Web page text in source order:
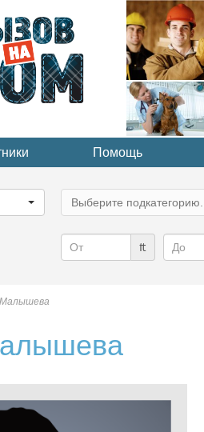
Помощь
категорию...
Выберите подкатегорию...
₶